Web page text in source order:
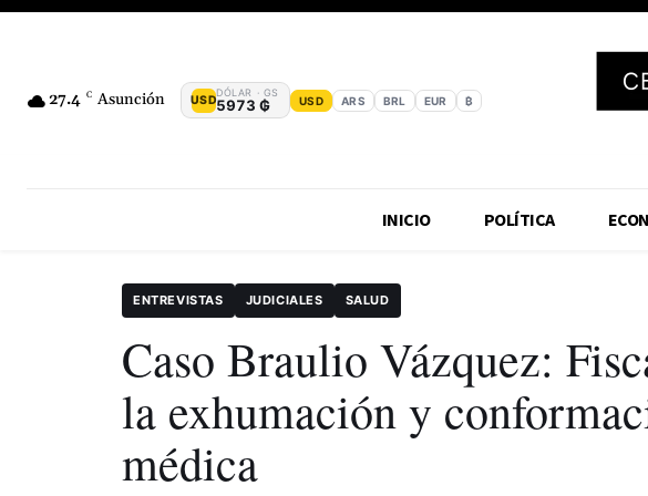
27.4 C Asunción USD
DÓLAR · GS
5973 ₲ USD ARS BRL EUR ₿
INICIO POLÍTICA
ENTREVISTAS JUDICIALES SALUD
Caso Braulio Vázquez:
la exhumación y
médica